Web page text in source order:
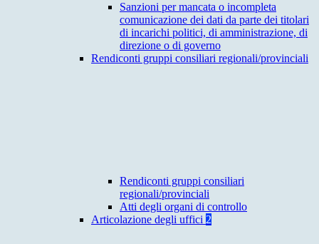
Sanzioni per mancata o incompleta
comunicazione dei dati da parte dei titolari
di incarichi politici, di amministrazione, di
direzione o di governo
Rendiconti gruppi consiliari regionali/provinciali
Rendiconti gruppi consiliari
regionali/provinciali
Atti degli organi di controllo
Articolazione degli uffici 2